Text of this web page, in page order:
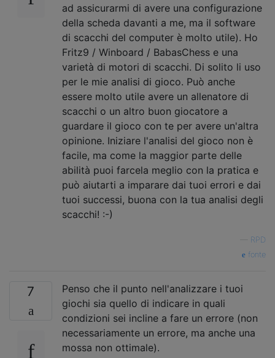
ad assicurarmi di avere una configurazione
della scheda davanti a me, ma il software
di scacchi del computer è molto utile). Ho
Fritz9 / Winboard / BabasChess e una
varietà di motori di scacchi. Di solito li uso
per le mie analisi di gioco. Può anche
essere molto utile avere un allenatore di
scacchi o un altro buon giocatore a
guardare il gioco con te per avere un'altra
opinione. Iniziare l'analisi del gioco non è
facile, ma come la maggior parte delle
abilità puoi farcela meglio con la pratica e
può aiutarti a imparare dai tuoi errori e dai
tuoi successi, buona con la tua analisi degli
scacchi! :-)
RPD
fonte
7
Penso che il punto nell'analizzare i tuoi
giochi sia quello di indicare in quali
condizioni sei incline a fare un errore (non
necessariamente un errore, ma anche una
mossa non ottimale).